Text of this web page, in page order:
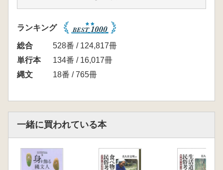
の構造―生業と祭祀と社会構造との関係性から
―(阿部芳郎)
第Ⅱ章 同位体分析から見た社会構造
第1節 関東平野における縄文時代中期・後期
の食生活と社会の変化(米田 穣)
第2節 同位体分析からみた集団の構成と移動
枝)
里遺跡を中心とした入間(飯能)台地の様相―(宮
内慶介)
ランキング
総合
528番 / 124,817冊
単行本
134番 / 16,017冊
縄文
18番 / 765冊
一緒に買われている本